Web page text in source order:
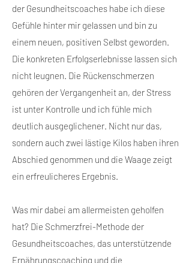
der Gesundheitscoaches habe ich diese
Gefühle hinter mir gelassen und bin zu
einem neuen, positiven Selbst geworden.
Die konkreten Erfolgserlebnisse lassen sich
nicht leugnen. Die Rückenschmerzen
gehören der Vergangenheit an, der Stress
ist unter Kontrolle und ich fühle mich
deutlich ausgeglichener. Nicht nur das,
sondern auch zwei lästige Kilos haben ihren
Abschied genommen und die Waage zeigt
ein erfreulicheres Ergebnis.
Was mir dabei am allermeisten geholfen
hat? Die Schmerzfrei-Methode der
Gesundheitscoaches, das unterstützende
Ernährungscoaching und die